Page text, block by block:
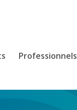
Professionnels